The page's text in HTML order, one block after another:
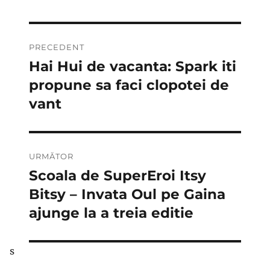
în
articole
PRECEDENT
Articolul
anterior:
Hai Hui de vacanta: Spark iti
propune sa faci clopotei de
vant
URMĂTOR
Articolul
următor:
Scoala de SuperEroi Itsy
Bitsy – Invata Oul pe Gaina
ajunge la a treia editie
s